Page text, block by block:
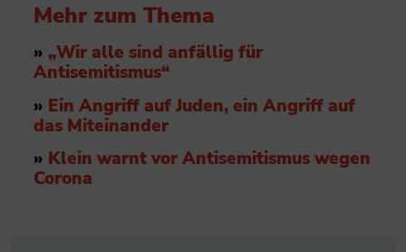
Mehr zum Thema
» „Wir alle sind anfällig für
Antisemitismus“
» Ein Angriff auf Juden, ein Angriff auf
das Miteinander
» Klein warnt vor Antisemitismus wegen
Corona